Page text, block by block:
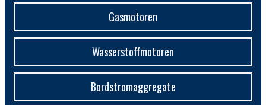
Gasmotoren
Wasserstoffmotoren
Bordstromaggregate